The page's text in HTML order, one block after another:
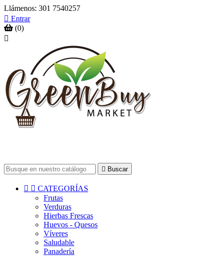
Llámenos: 301 7540257
 Entrar
(0)

 Buscar
  CATEGORÍAS
Frutas
Verduras
Hierbas Frescas
Huevos - Quesos
Víveres
Saludable
Panadería